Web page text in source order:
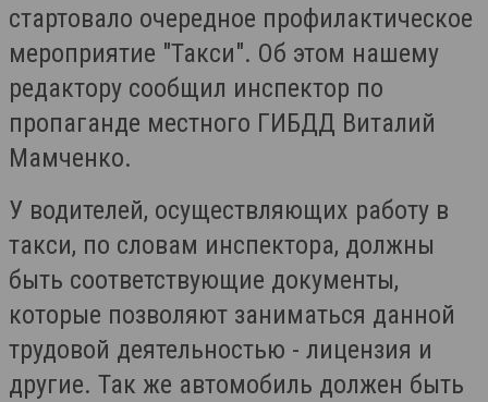
стартовало очередное профилактическое
мероприятие "Такси". Об этом нашему
редактору сообщил инспектор по
пропаганде местного ГИБДД Виталий
Мамченко.
У водителей, осуществляющих работу в
такси, по словам инспектора, должны
быть соответствующие документы,
которые позволяют заниматься данной
трудовой деятельностью - лицензия и
другие. Так же автомобиль должен быть